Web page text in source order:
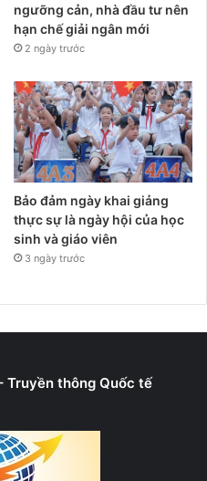
ngưỡng cản, nhà đầu tư nên
hạn chế giải ngân mới
2 ngày trước
Bảo đảm ngày khai giảng
thực sự là ngày hội của học
sinh và giáo viên
3 ngày trước
Truyền thông Quốc tế